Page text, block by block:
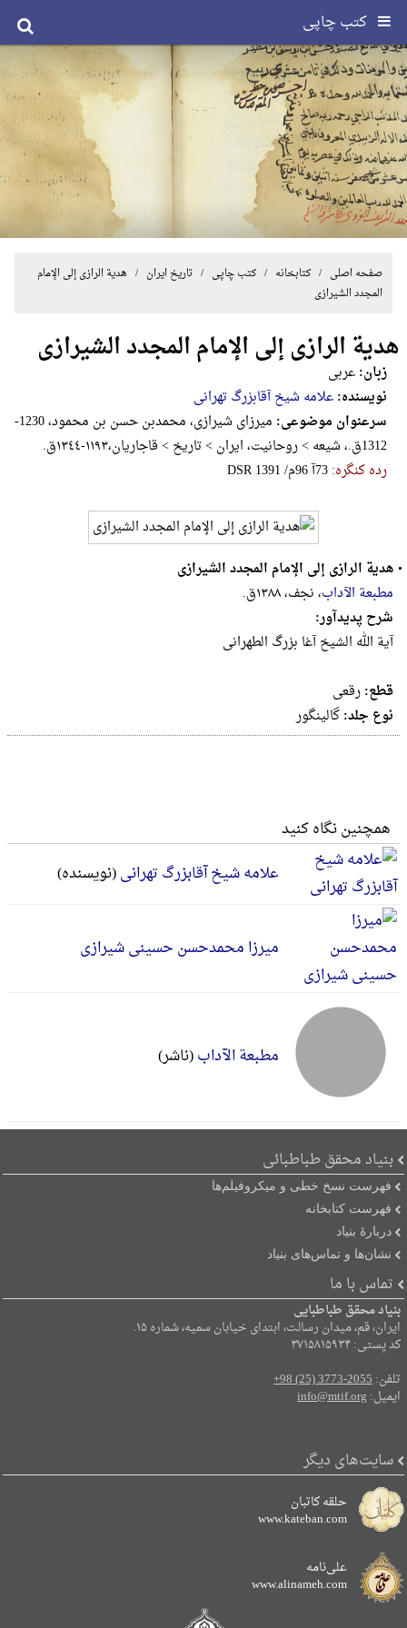
کتب چاپی
صفحه اصلی / کتابخانه /کتب چاپی /تاریخ ایران / هدیة الرازی إلی الإمام
المجدد الشیرازی
هدیة الرازی إلی الإمام المجدد الشیرازی
زبان:عربی
نویسنده:علامه شیخ آقابزرگ تهرانی
سرعنوان موضوعی:
میرزای شیرازی، م‍ح‍م‍دب‍ن‌ ح‍س‍ن‌ ب‍ن‌ م‍ح‍مود، 1230-
1312ق.، شیعه > روحانیت، ایران > تاریخ > قاجاریان،١١٩٣-١٣٤٤ق.
رده کنگره:‎D‎S‎R‎ ‎1‎3‎9‎1‎ ‎/‎م‎9‎6‎ ‎آ‎7‎3‎
•هدیة الرازی إلی الإمام المجدد الشیرازی
مطبعة الآداب، نجف، ۱۳۸۸ق.
شرح پدیدآور:
آیة الله الشیخ آغا بزرگ الطهرانی
قطع:رقعى
نوع جلد:گالینگور
همچنین نگاه کنید
علامه شیخ آقابزرگ تهرانی(نویسنده)
میرزا محمدحسن حسینی شیرازی
مطبعة الآداب(ناشر)
بنیاد محقق طباطبائی
فهرست نسخ خطی و میکروفیلم‌ها
فهرست کتابخانه
دربارۀ بنیاد
نشان‌ها و تماس‌های بنیاد
تماس با ما
بنیاد محقق طباطبایی
ایران، قم، میدان رسالت، ابتدای خیابان سمیه، شماره ۱۵.
کد پستی: ۳۷۱۵۸۱۵۹۳۴
تلفن:+98 (25) 3773-2055
ایمیل:info@mtif.org
سایت‌های دیگر
حلقه کاتبان
www.kateban.com
علی‌نامه
www.alinameh.com